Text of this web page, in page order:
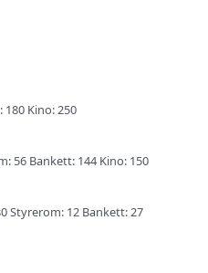
Kino: 250
56 Bankett: 144 Kino: 150
Styrerom: 12 Bankett: 27